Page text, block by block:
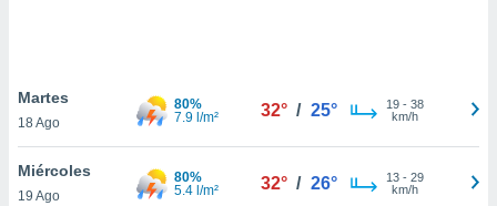
únicos
similares
Martes
18 Ago
80%
7.9 l/m²
32° / 25° 19- 38
km/h
Miércoles
19 Ago
80%
5.4 l/m²
32° / 26° 13- 29
km/h